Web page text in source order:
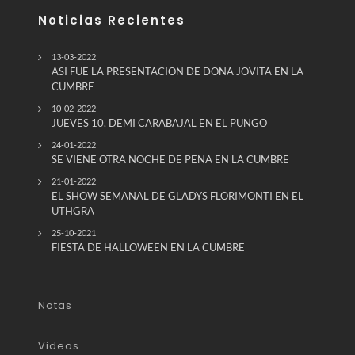
Noticias Recientes
13-03-2022
ASI FUE LA PRESENTACION DE DOÑA JOVITA EN LA
CUMBRE
10-02-2022
JUEVES 10, DEMI CARABAJAL EN EL PUNGO
24-01-2022
SE VIENE OTRA NOCHE DE PEÑA EN LA CUMBRE
21-01-2022
EL SHOW SEMANAL DE GLADYS FLORIMONTI EN EL
UTHGRA
25-10-2021
FIESTA DE HALLOWEEN EN LA CUMBRE
Notas
Videos